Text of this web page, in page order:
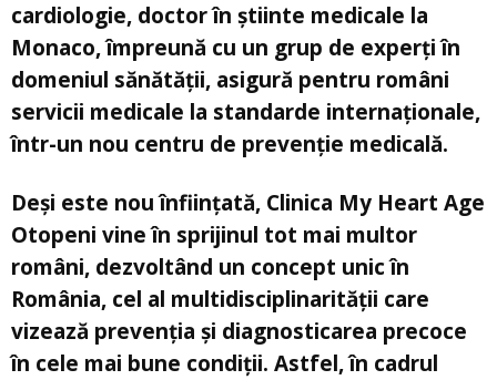
cardiologie, doctor în știinte medicale la
Monaco, împreună cu un grup de experți în
domeniul sănătății, asigură pentru români
servicii medicale la standarde internaționale,
într-un nou centru de prevenție medicală.
Deși este nou înființată, Clinica My Heart Age
Otopeni vine în sprijinul tot mai multor
români, dezvoltând un concept unic în
România, cel al multidisciplinarității care
vizează prevenția și diagnosticarea precoce
în cele mai bune condiții. Astfel, în cadrul